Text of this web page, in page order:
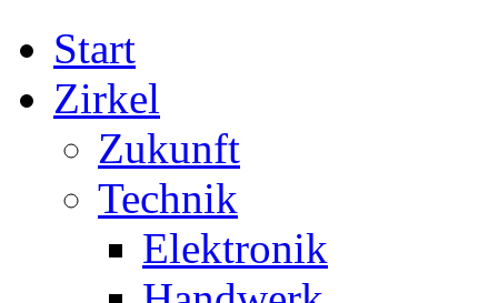
Start
Zirkel
Zukunft
Technik
Elektronik